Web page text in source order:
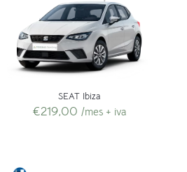
SEAT Ibiza
€219,00 /mes + iva